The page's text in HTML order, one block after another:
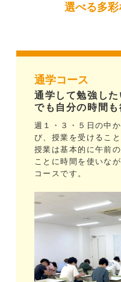
選べる多彩
通学コース
通学して勉強した
でも自分の時間も
週１・３・５日の中
び、授業を受けること
授業は基本的に午前
ことに時間を使いな
コースです。